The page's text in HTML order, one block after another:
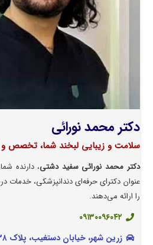
دکتر محمد نورائی
سلامت و زیبایی لبخند شما، تخصص و
دکتر محمد نورائی سفید دشتی
عنوان دکترای حرفه‌ای دندانپزشکی، خدمات
را ارائه می‌دهند.
۰۹۱۳۰۰۹۶۰۴۲
زرین شهر، خیابان دستغیب، پلاک ۱۳۸